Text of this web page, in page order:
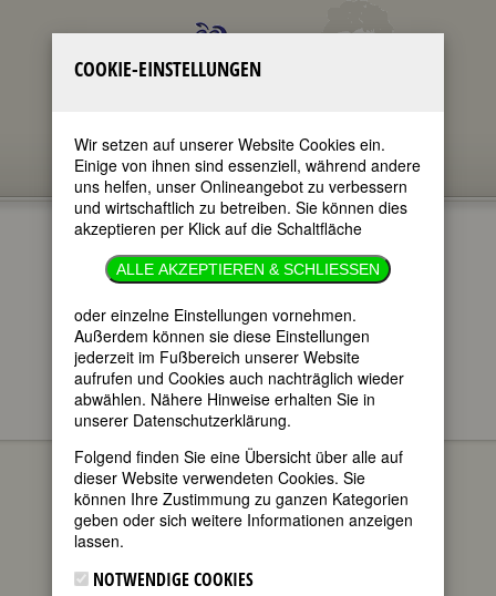
im ganzen Text
nur in Titeln
FEMBIO SPECIALS
PIONIERINNEN DER
FRAUENBEWEGUNG
Clementina Black
FEMBIO SPECIAL: PIONIERINNEN DER
FRAUENBEWEGUNG
COOKIE-EINSTELLUNGEN
Wir setzen auf unserer Website Cookies ein.
Einige von ihnen sind essenziell, während andere
uns helfen, unser Onlineangebot zu verbessern
und wirtschaftlich zu betreiben. Sie können dies
akzeptieren per Klick auf die Schaltfläche
ALLE AKZEPTIEREN & SCHLIESSEN
oder einzelne Einstellungen vornehmen.
Außerdem können sie diese Einstellungen
jederzeit im Fußbereich unserer Website
aufrufen und Cookies auch nachträglich wieder
abwählen. Nähere Hinweise erhalten Sie in
unserer Datenschutzerklärung.
Folgend finden Sie eine Übersicht über alle auf
dieser Website verwendeten Cookies. Sie
können Ihre Zustimmung zu ganzen Kategorien
geben oder sich weitere Informationen anzeigen
lassen.
NOTWENDIGE COOKIES